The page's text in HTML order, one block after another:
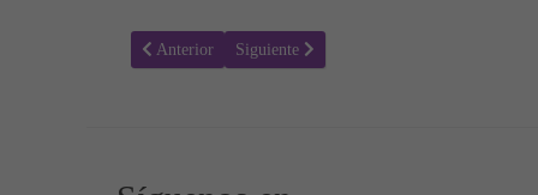
Artículo anterior: Receta para hacer Pan de Plátano y
Anterior Artículo siguiente: Receta para hacer Tarta
Siguiente